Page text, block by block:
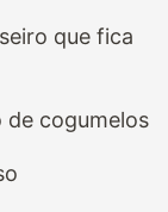
que fica
de cogumelos